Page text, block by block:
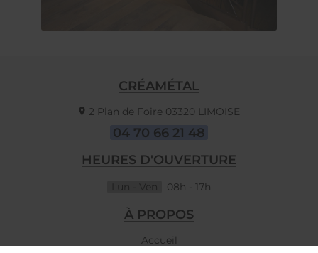
CRÉAMÉTAL
2 Plan de Foire 03320 LIMOISE
04 70 66 21 48
HEURES D'OUVERTURE
Lun - Ven 08h - 17h
À PROPOS
Accueil